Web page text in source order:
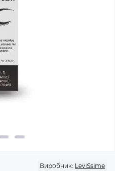
Виробник: LeviSsime